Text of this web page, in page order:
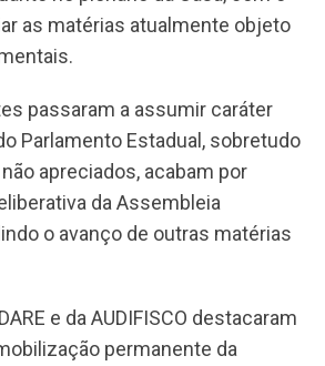
as matérias atualmente objeto
passaram a assumir caráter
Parlamento Estadual, sobretudo
apreciados, acabam por
da Assembleia
o avanço de outras matérias
e da AUDIFISCO destacaram
permanente da